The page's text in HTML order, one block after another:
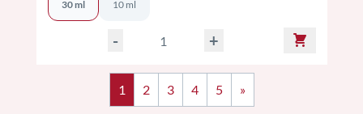
30 ml 10 ml
- +
1 2 3 4 5 »